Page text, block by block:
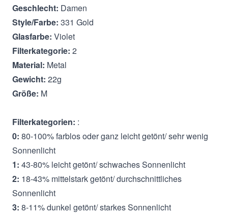
Geschlecht: Damen
Style/Farbe: 331 Gold
Glasfarbe: Violet
Filterkategorie: 2
Material: Metal
Gewicht: 22g
Größe: M
Filterkategorien: :
0: 80-100% farblos oder ganz leicht getönt/ sehr wenig
Sonnenlicht
1: 43-80% leicht getönt/ schwaches Sonnenlicht
2: 18-43% mittelstark getönt/ durchschnittliches
Sonnenlicht
3: 8-11% dunkel getönt/ starkes Sonnenlicht